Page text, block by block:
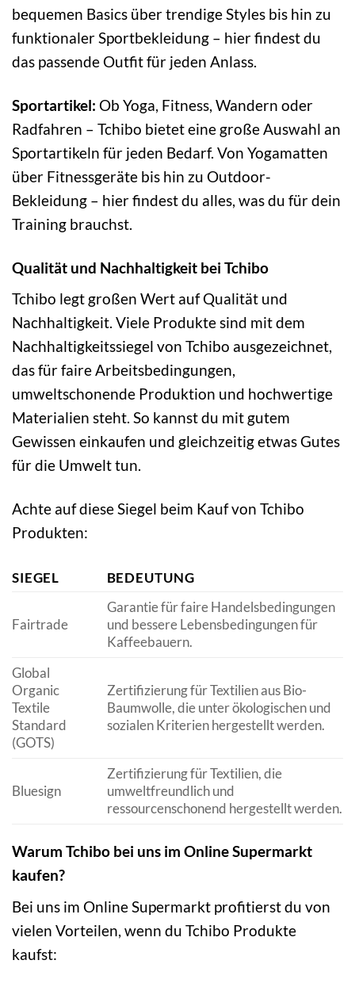
bequemen Basics über trendige Styles bis hin zu
funktionaler Sportbekleidung – hier findest du
das passende Outfit für jeden Anlass.
Sportartikel: Ob Yoga, Fitness, Wandern oder
Radfahren – Tchibo bietet eine große Auswahl an
Sportartikeln für jeden Bedarf. Von Yogamatten
über Fitnessgeräte bis hin zu Outdoor-
Bekleidung – hier findest du alles, was du für dein
Training brauchst.
Qualität und Nachhaltigkeit bei Tchibo
Tchibo legt großen Wert auf Qualität und
Nachhaltigkeit. Viele Produkte sind mit dem
Nachhaltigkeitssiegel von Tchibo ausgezeichnet,
das für faire Arbeitsbedingungen,
umweltschonende Produktion und hochwertige
Materialien steht. So kannst du mit gutem
Gewissen einkaufen und gleichzeitig etwas Gutes
für die Umwelt tun.
Achte auf diese Siegel beim Kauf von Tchibo
Produkten:
SIEGEL BEDEUTUNG
Fairtrade
Garantie für faire Handelsbedingungen
und bessere Lebensbedingungen für
Kaffeebauern.
Global
Organic
Textile
Standard
(GOTS)
Zertifizierung für Textilien aus Bio-
Baumwolle, die unter ökologischen und
sozialen Kriterien hergestellt werden.
Bluesign
Zertifizierung für Textilien, die
umweltfreundlich und
ressourcenschonend hergestellt werden.
Warum Tchibo bei uns im Online Supermarkt
kaufen?
Bei uns im Online Supermarkt profitierst du von
vielen Vorteilen, wenn du Tchibo Produkte
kaufst: